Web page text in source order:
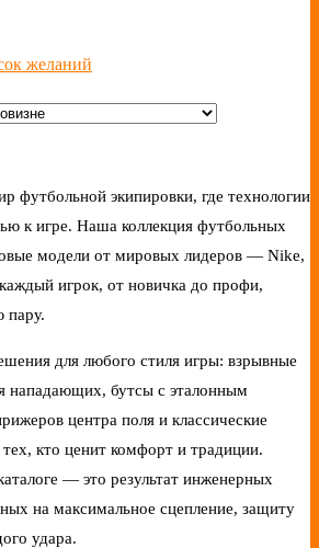
желаний
футбольной экипировки, где технологии
к игре. Наша коллекция футбольных
модели от мировых лидеров — Nike,
игрок, от новичка до профи,
пару.
для любого стиля игры: взрывные
нападающих, бутсы с эталонным
центра поля и классические
кто ценит комфорт и традиции.
— это результат инженерных
на максимальное сцепление, защиту
удара.